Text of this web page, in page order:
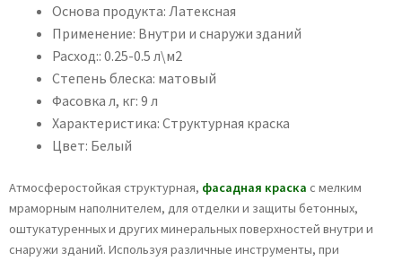
Основа продукта: Латексная
Применение: Внутри и снаружи зданий
Расход:: 0.25-0.5 л\м2
Степень блеска: матовый
Фасовка л, кг: 9 л
Характеристика: Структурная краска
Цвет: Белый
Атмосферостойкая структурная, фасадная краска с мелким
мраморным наполнителем, для отделки и защиты бетонных,
оштукатуренных и других минеральных поверхностей внутри и
снаружи зданий. Используя различные инструменты, при